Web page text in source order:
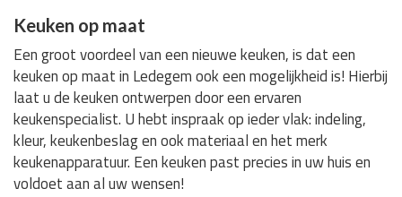
Keuken op maat
Een groot voordeel van een nieuwe keuken, is dat een
keuken op maat in Ledegem ook een mogelijkheid is! Hierbij
laat u de keuken ontwerpen door een ervaren
keukenspecialist. U hebt inspraak op ieder vlak: indeling,
kleur, keukenbeslag en ook materiaal en het merk
keukenapparatuur. Een keuken past precies in uw huis en
voldoet aan al uw wensen!